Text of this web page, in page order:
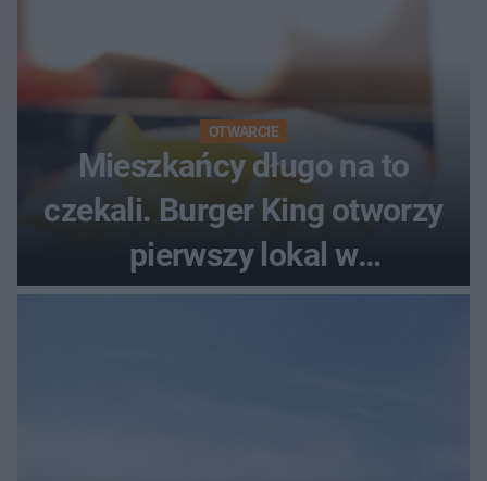
OTWARCIE
Mieszkańcy długo na to
czekali. Burger King otworzy
pierwszy lokal w
województwie podlaskim